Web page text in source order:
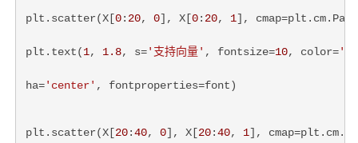
plt.scatter(X[0: 20, 0], X[0: 20, 1],
plt.text(1, 1.8, s='支持向量' , fontsize=10, color=
ha='center' , fontproperties=font)
plt.scatter(X[20:40, 0], X[20:40, 1],